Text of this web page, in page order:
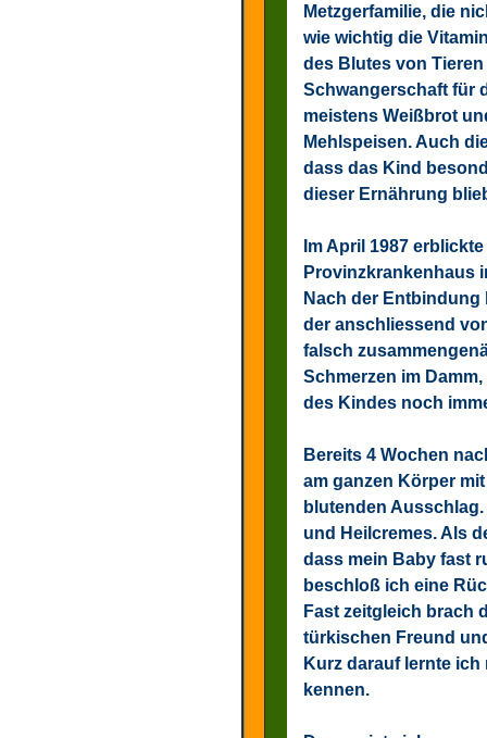
Metzgerfamilie, die
wie wichtig die
des Blutes von
Schwangerschaft für
meistens Weißbrot
Mehlspeisen. Auch
dass das Kind
dieser Ernährung
Im April 1987
Provinzkrankenhaus
Nach der Entbindung
der anschliessend
falsch
Schmerzen im
des Kindes noch
Bereits 4 Wochen
am ganzen Körper
blutenden
und Heilcremes. Als
dass mein Baby fast
beschloß ich eine
Fast zeitgleich brach
türkischen Freund
Kurz darauf lernte
kennen.